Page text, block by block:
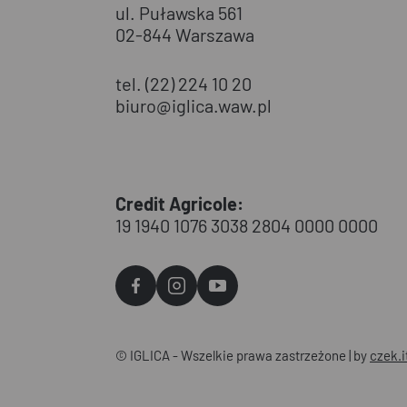
ul. Puławska 561
02-844 Warszawa
tel. (22) 224 10 20
biuro@iglica.waw.pl
Credit Agricole:
19 1940 1076 3038 2804 0000 0000
Agvo
Agvo
Agvo
© IGLICA - Wszelkie prawa zastrzeżone | by